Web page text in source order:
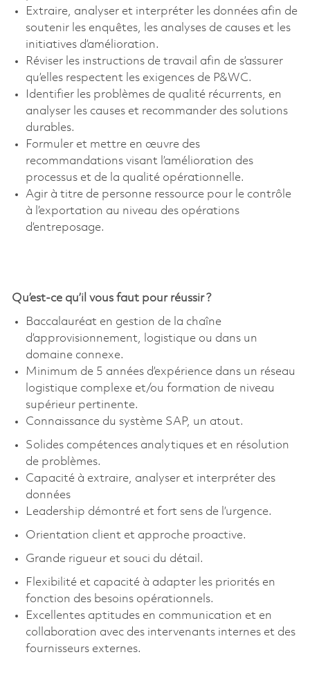
Extraire, analyser et interpréter les données afin de
soutenir les enquêtes, les analyses de causes et les
initiatives d’amélioration.
Réviser les instructions de travail afin de s’assurer
qu’elles respectent les exigences de P&WC.
Identifier les problèmes de qualité récurrents, en
analyser les causes et recommander des solutions
durables.
Formuler et mettre en œuvre des
recommandations visant l’amélioration des
processus et de la qualité opérationnelle.
Agir à titre de personne ressource pour le contrôle
à l’exportation au niveau des opérations
d’entreposage.
Qu’est-ce qu’il vous faut pour réussir ?
Baccalauréat en gestion de la chaîne
d’approvisionnement, logistique ou dans un
domaine connexe.
Minimum de 5 années d’expérience dans un réseau
logistique complexe et/ou formation de niveau
supérieur pertinente.
Connaissance du système SAP, un atout.
Solides compétences analytiques et en résolution
de problèmes.
Capacité à extraire, analyser et interpréter des
données
Leadership démontré et fort sens de l’urgence.
Orientation client et approche proactive.
Grande rigueur et souci du détail.
Flexibilité et capacité à adapter les priorités en
fonction des besoins opérationnels.
Excellentes aptitudes en communication et en
collaboration avec des intervenants internes et des
fournisseurs externes.